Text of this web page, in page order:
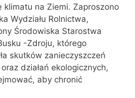
klimatu na Ziemi. Zaproszono
Wydziału Rolnictwa,
Środowiska Starostwa
-Zdroju, którego
skutków zanieczyszczeń
działań ekologicznych,
aby chronić